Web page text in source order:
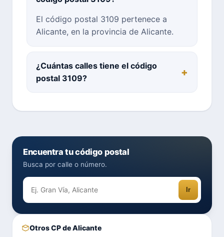
El código postal 3109 pertenece a
Alicante, en la provincia de Alicante.
¿Cuántas calles tiene el código
postal 3109?
Encuentra tu código postal
Busca por calle o número.
Ir
Otros CP de Alicante